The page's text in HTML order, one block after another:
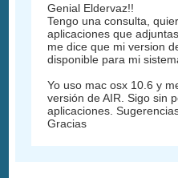
Genial Eldervaz!!
Tengo una consulta,
aplicaciones que
me dice que mi version
disponible para mi
Yo uso mac osx 10.6 y
versión de AIR. Sigo sin
aplicaciones.
Gracias